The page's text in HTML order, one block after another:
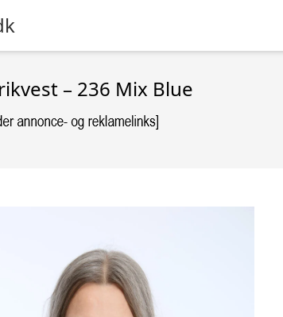
– 236 Mix Blue